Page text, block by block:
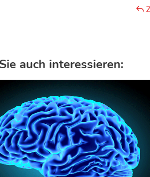
auch interessieren: